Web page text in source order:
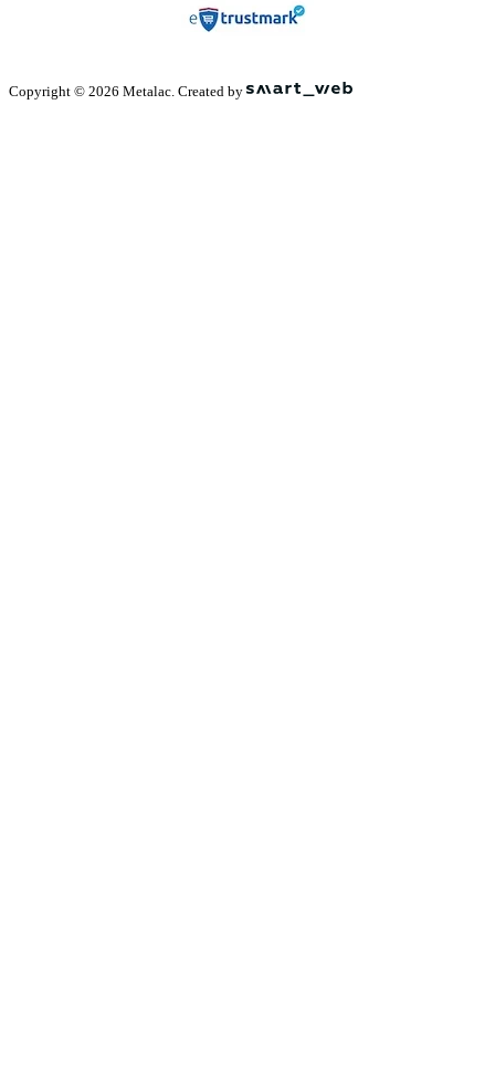
Copyright © 2026 Metalac. Created by